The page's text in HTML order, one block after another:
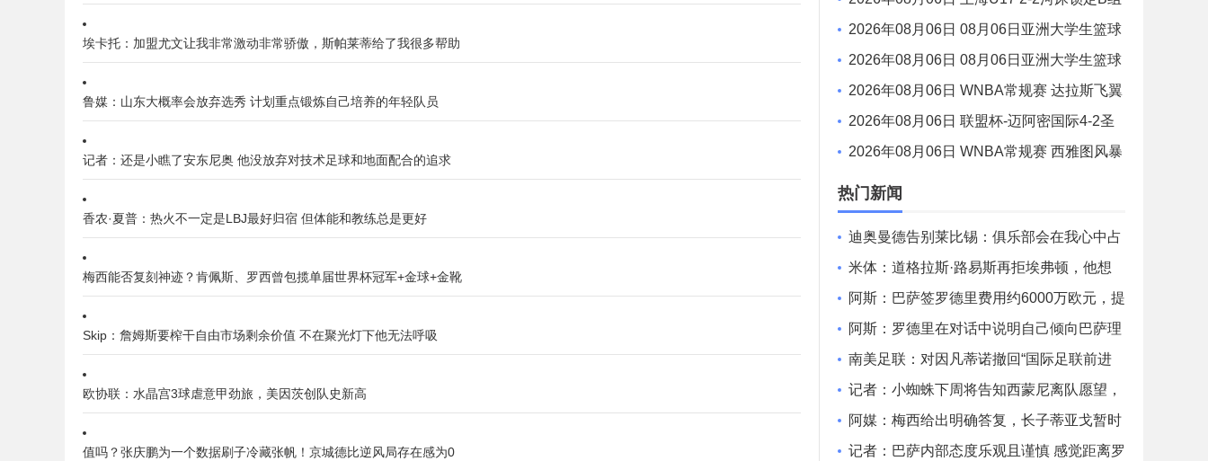
埃卡托：加盟尤文让我非常激动非常骄傲，斯帕莱蒂给了我很多帮助
鲁媒：山东大概率会放弃选秀 计划重点锻炼自己培养的年轻队员
记者：还是小瞧了安东尼奥 他没放弃对技术足球和地面配合的追求
香农·夏普：热火不一定是LBJ最好归宿 但体能和教练总是更好
梅西能否复刻神迹？肯佩斯、罗西曾包揽单届世界杯冠军+金球+金靴
Skip：詹姆斯要榨干自由市场剩余价值 不在聚光灯下他无法呼吸
欧协联：水晶宫3球虐意甲劲旅，美因茨创队史新高
值吗？张庆鹏为一个数据刷子冷藏张帆！京城德比逆风局存在感为0
第1 吕孟洋点射阿布力米破门 将战A组第2
2026年08月06日 08月06日亚洲大学生篮球
联赛8强赛 北京大学 77 - 79 上海交通大学 集
锦
2026年08月06日 08月06日亚洲大学生篮球
联赛8强赛 延世大学 67 - 72 政治大学 集锦
2026年08月06日 WNBA常规赛 达拉斯飞翼
92 - 96 华盛顿神秘人 全场集锦
2026年08月06日 联盟杯-迈阿密国际4-2圣
路易斯 梅西2射1传 阿伦助攻戴帽
2026年08月06日 WNBA常规赛 西雅图风暴
86 - 92 纽约自由人 全场集锦
热门新闻
迪奥曼德告别莱比锡：俱乐部会在我心中占
据特殊位置，感谢所有
米体：道格拉斯·路易斯再拒埃弗顿，他想
留队 但俱乐部尚未敲定
阿斯：巴萨签罗德里费用约6000万欧元，提
供4年税前3000万欧合同
阿斯：罗德里在对话中说明自己倾向巴萨理
由，皇马对此理解＆祝好
南美足联：对因凡蒂诺撤回“国际足联前进
企业计划”提案表示欢迎
记者：小蜘蛛下周将告知西蒙尼离队愿望，
并希望得到理解和帮助
阿媒：梅西给出明确答复，长子蒂亚戈暂时
不会前往拉玛西亚青训
记者：巴萨内部态度乐观且谨慎 感觉距离罗